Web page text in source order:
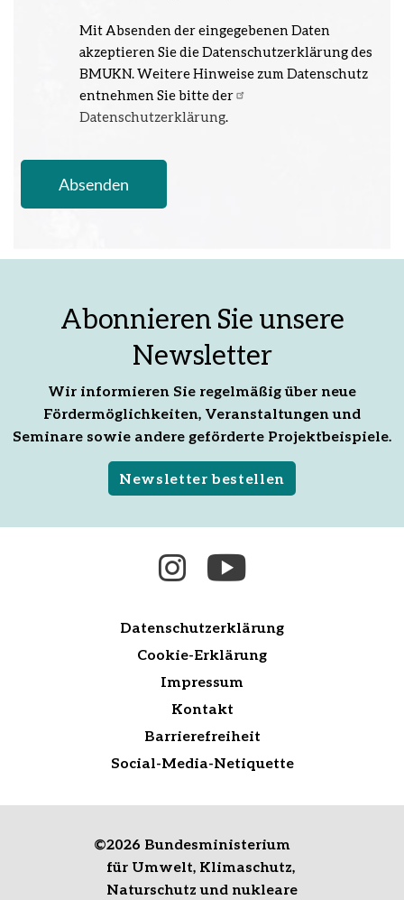
Mit Absenden der eingegebenen Daten
akzeptieren Sie die Datenschutzerklärung des
BMUKN. Weitere Hinweise zum Datenschutz
entnehmen Sie bitte der
Datenschutzerklärung.
Abonnieren Sie unsere
Newsletter
Wir informieren Sie regelmäßig über neue
Fördermöglichkeiten, Veranstaltungen und
Seminare sowie andere geförderte Projektbeispiele.
Newsletter bestellen
Datenschutzerklärung
Cookie-Erklärung
Impressum
Kontakt
Barrierefreiheit
Social-Media-Netiquette
©2026 Bundesministerium
für Umwelt, Klimaschutz,
Naturschutz und nukleare